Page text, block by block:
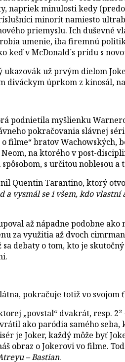
napriek minulosti kedy
minorít namiesto
priemyslu. Ich duševné
umenie, iba firemnú
keď v McDonald´s prídu s
ukazovák už prvým dielom
diváckym úprkom z kinosál,
podnietila myšlienku
pokračovania slávnej
filme“ bratov Wachowských,
na ktorého v post-
s určitou noblesou a
Quentin Tarantino, ktorý
vysmál se i všem, kdo
až nápadne podobne
za využitia až dvoch
debaty o tom, kto je
pokračuje totiž vo
„povstal“ dvakrát, resp.
ako paródia samého
je Joker, každý môže byť
obraz o Jokerovi vo filme.
– Bastian.